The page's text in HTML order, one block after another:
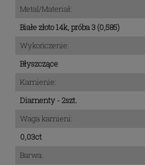
Metal/Materiał:
Białe złoto 14k, próba 3 (0,585)
Wykończenie:
Błyszczące
Kamienie:
Diamenty - 2szt.
Waga kamieni:
0,03ct
Barwa: